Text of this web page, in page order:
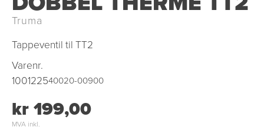
Truma
Tappeventil til TT2
Varenr.
100122540020-00900
kr 199,00
MVA inkl.